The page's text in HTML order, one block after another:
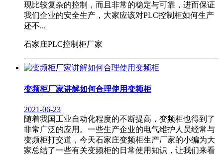
现比较复杂的控制，而且非常的稳定与可靠，进而保证
我们企业的安全生产，大家应该对PLC控制柜如何生产
还不...
石家庄PLC控制柜厂家
变频柜厂家讲解如何合理使用变频柜
2021-06-23
随着我国工业自动化程度的不断提高，变频柜也得到了
非常广泛的应用。一些生产企业的电气维护人员经常与
变频柜打交道，今天石家庄变频柜生产厂家的小编为大
家总结了一些有关变频柜的日常使用知识，让我们来看